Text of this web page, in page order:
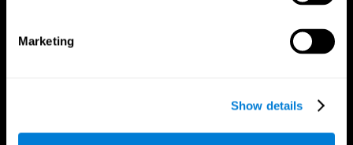
Marketing
Show details